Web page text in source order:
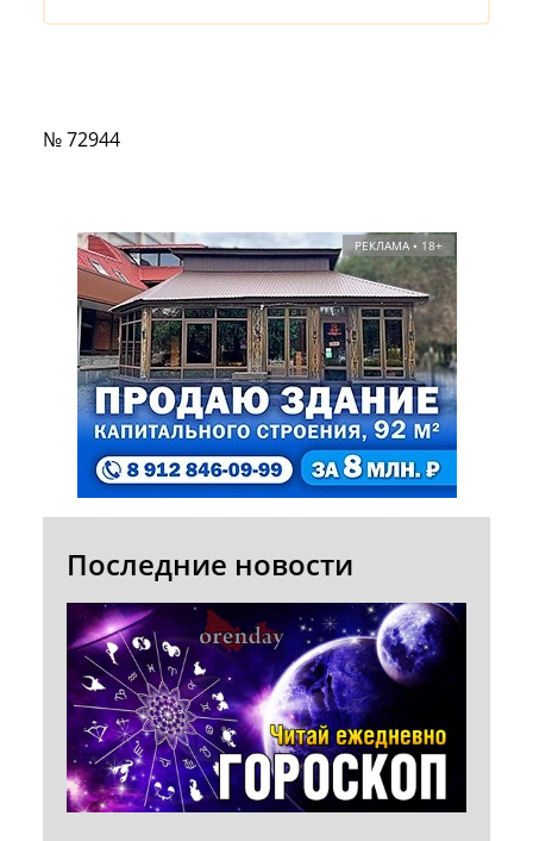
№ 72944
РЕКЛАМА • 18+
Последние новости